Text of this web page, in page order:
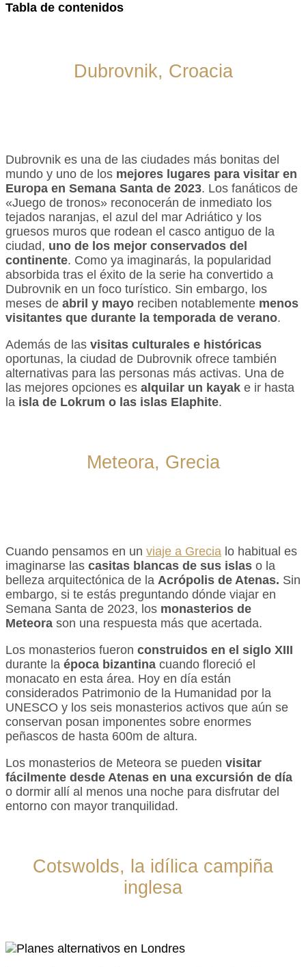
Tabla de contenidos
Dubrovnik, Croacia
Dubrovnik es una de las ciudades más bonitas del
mundo y uno de los mejores lugares para visitar en
Europa en Semana Santa de 2023. Los fanáticos de
«Juego de tronos» reconocerán de inmediato los
tejados naranjas, el azul del mar Adriático y los
gruesos muros que rodean el casco antiguo de la
ciudad, uno de los mejor conservados del
continente. Como ya imaginarás, la popularidad
absorbida tras el éxito de la serie ha convertido a
Dubrovnik en un foco turístico. Sin embargo, los
meses de abril y mayo reciben notablemente menos
visitantes que durante la temporada de verano.
Además de las visitas culturales e históricas
oportunas, la ciudad de Dubrovnik ofrece también
alternativas para las personas más activas. Una de
las mejores opciones es alquilar un kayak e ir hasta
la isla de Lokrum o las islas Elaphite.
Meteora, Grecia
Cuando pensamos en un viaje a Grecia lo habitual es
imaginarse las casitas blancas de sus islas o la
belleza arquitectónica de la Acrópolis de Atenas. Sin
embargo, si te estás preguntando dónde viajar en
Semana Santa de 2023, los monasterios de
Meteora son una respuesta más que acertada.
Los monasterios fueron construidos en el siglo XIII
durante la época bizantina cuando floreció el
monacato en esta área. Hoy en día están
considerados Patrimonio de la Humanidad por la
UNESCO y los seis monasterios activos que aún se
conservan posan imponentes sobre enormes
peñascos de hasta 600m de altura.
Los monasterios de Meteora se pueden visitar
fácilmente desde Atenas en una excursión de día
o dormir allí al menos una noche para disfrutar del
entorno con mayor tranquilidad.
Cotswolds, la idílica campiña
inglesa